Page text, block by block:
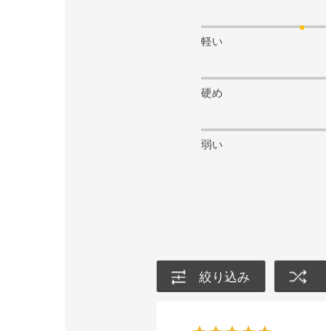
軽い
硬め
弱い
絞り込み